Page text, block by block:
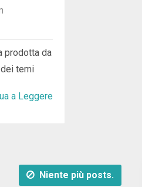
prodotta da
dei temi
a Leggere
Niente più posts.